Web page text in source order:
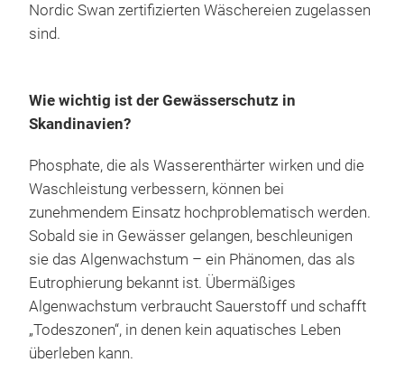
Nordic Swan zertifizierten Wäschereien zugelassen
sind.
Wie wichtig ist der Gewässerschutz in
Skandinavien?
Phosphate, die als Wasserenthärter wirken und die
Waschleistung verbessern, können bei
zunehmendem Einsatz hochproblematisch werden.
Sobald sie in Gewässer gelangen, beschleunigen
sie das Algenwachstum – ein Phänomen, das als
Eutrophierung bekannt ist. Übermäßiges
Algenwachstum verbraucht Sauerstoff und schafft
„Todeszonen“, in denen kein aquatisches Leben
überleben kann.